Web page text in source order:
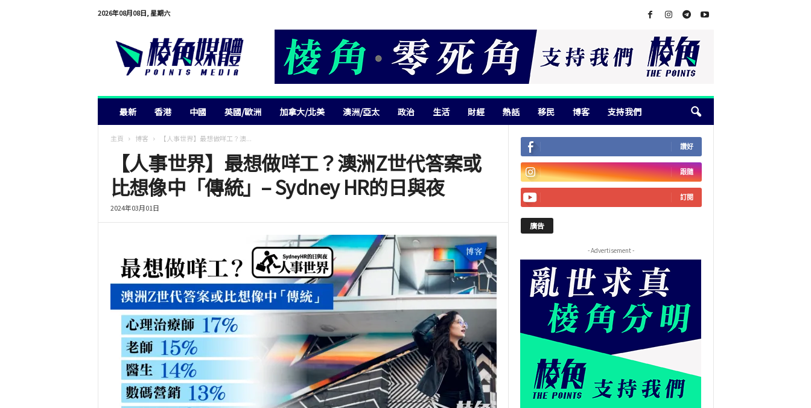
2026年08月08日, 星期六
最新 香港 中國 英國/歐洲 加拿大/北美 澳洲/亞太 政治 生活 財經 熱話 移民 博客 支持我們
主頁 博客 【人事世界】最想做咩工？澳...
【人事世界】最想做咩工？澳洲Z世代答案或
比想像中「傳統」– Sydney HR的日與夜
2024年03月01日
讚好
跟隨
訂閱
廣告
- Advertisement -